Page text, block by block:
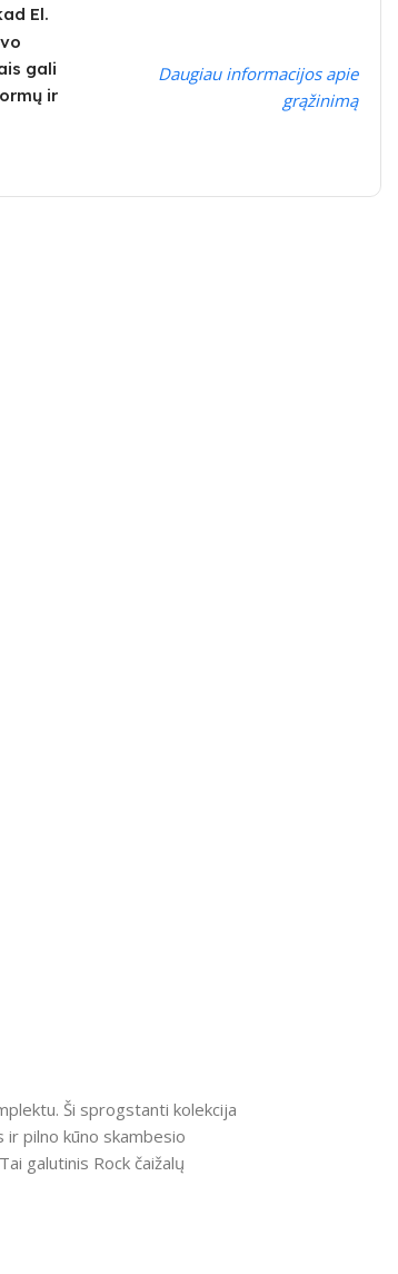
El.
gali
ir
Daugiau informacijos apie
grąžinimą
Ši sprogstanti kolekcija
ir pilno kūno skambesio
galutinis Rock čaižalų